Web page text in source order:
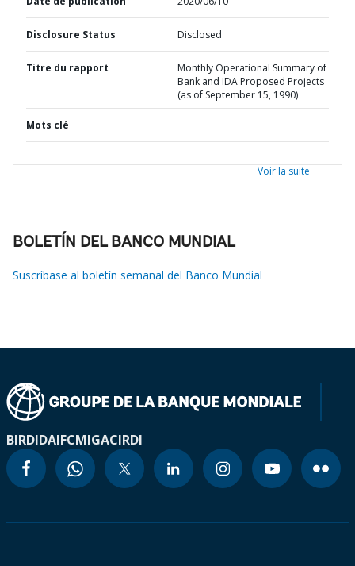
Disclosure Status Disclosed
Titre du rapport
Monthly Operational Summary of
Bank and IDA Proposed Projects
(as of September 15, 1990)
Mots clé
Voir la suite
BOLETÍN DEL BANCO MUNDIAL
Suscríbase al boletín semanal del Banco Mundial
BIRDIDAIFCMIGACIRDI